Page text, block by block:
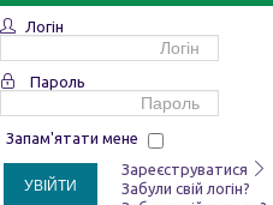
Логін
Пароль
Запам'ятати мене
УВІЙТИ
Зареєструватися
Забули свій логін?